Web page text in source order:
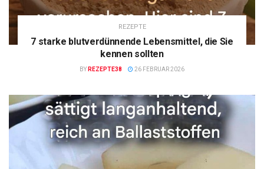
REZEPTE
7 starke blutverdünnende Lebensmittel, die Sie
kennen sollten
BY REZEPTE38 26 FEBRUAR 2026